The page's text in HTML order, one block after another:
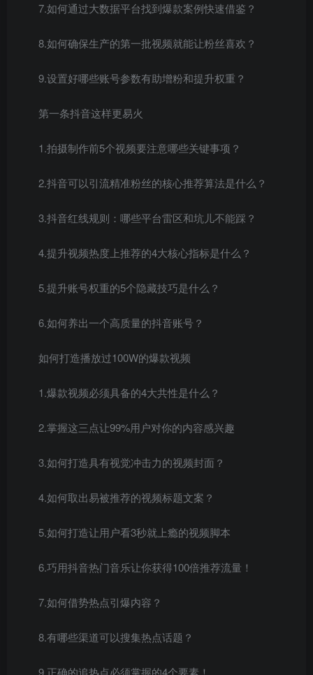
7.如何通过大数据平台找到爆款案例快速借鉴？
8.如何确保生产的第一批视频就能让粉丝喜欢？
9.设置好哪些账号参数有助增粉和提升权重？
第一条抖音这样更易火
1.拍摄制作前5个视频要注意哪些关键事项？
2.抖音可以引流精准粉丝的核心推荐算法是什么？
3.抖音红线规则：哪些平台雷区和坑儿不能踩？
4.提升视频热度上推荐的4大核心指标是什么？
5.提升账号权重的5个隐藏技巧是什么？
6.如何养出一个高质量的抖音账号？
如何打造播放过100W的爆款视频
1.爆款视频必须具备的4大共性是什么？
2.掌握这三点让99%用户对你的内容感兴趣
3.如何打造具有视觉冲击力的视频封面？
4.如何取出易被推荐的视频标题文案？
5.如何打造让用户看3秒就上瘾的视频脚本
6.巧用抖音热门音乐让你获得100倍推荐流量！
7.如何借势热点引爆内容？
8.有哪些渠道可以搜集热点话题？
9.正确的追热点必须掌握的4个要素！